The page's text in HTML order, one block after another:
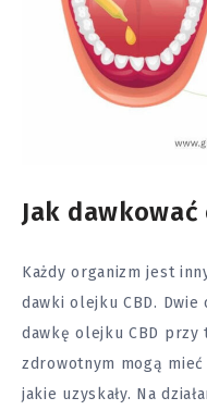
Jak dawkować
Każdy organizm jest
dawki olejku CBD.
dawkę olejku CBD
zdrowotnym mogą
jakie uzyskały. Na